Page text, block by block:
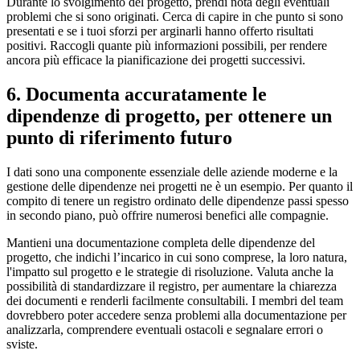
problemi che si sono originati. Cerca di capire in che punto si sono
presentati e se i tuoi sforzi per arginarli hanno offerto risultati
positivi. Raccogli quante più informazioni possibili, per rendere
ancora più efficace la pianificazione dei progetti successivi.
6. Documenta accuratamente le
dipendenze di progetto, per ottenere un
punto di riferimento futuro
I dati sono una componente essenziale delle aziende moderne e la
gestione delle dipendenze nei progetti ne è un esempio. Per quanto il
compito di tenere un registro ordinato delle dipendenze passi spesso
in secondo piano, può offrire numerosi benefici alle compagnie.
Mantieni una documentazione completa delle dipendenze del
progetto, che indichi l’incarico in cui sono comprese, la loro natura,
l'impatto sul progetto e le strategie di risoluzione. Valuta anche la
possibilità di standardizzare il registro, per aumentare la chiarezza
dei documenti e renderli facilmente consultabili. I membri del team
dovrebbero poter accedere senza problemi alla documentazione per
analizzarla, comprendere eventuali ostacoli e segnalare errori o
sviste.